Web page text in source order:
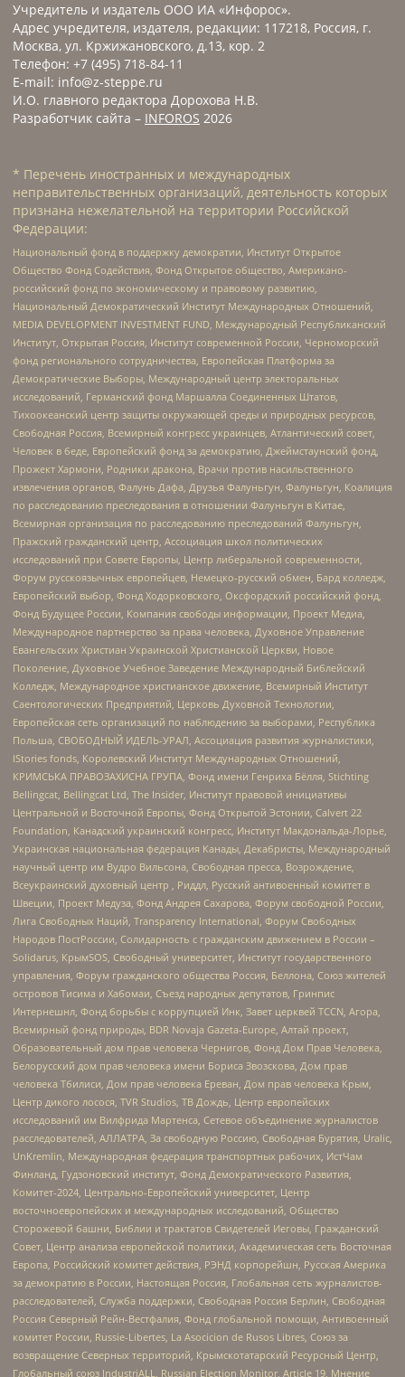
Учредитель и издатель ООО ИА «Инфорос».
Адрес учредителя, издателя, редакции: 117218, Россия, г.
Москва, ул. Кржижановского, д.13, кор. 2
Телефон: +7 (495) 718-84-11
E-mail: info@z-steppe.ru
И.О. главного редактора Дорохова Н.В.
Разработчик сайта – INFOROS 2026
* Перечень иностранных и международных
неправительственных организаций, деятельность которых
признана нежелательной на территории Российской
Федерации:
Национальный фонд в поддержку демократии, Институт Открытое
Общество Фонд Содействия, Фонд Открытое общество, Американо-
российский фонд по экономическому и правовому развитию,
Национальный Демократический Институт Международных Отношений,
MEDIA DEVELOPMENT INVESTMENT FUND, Международный Республиканский
Институт, Открытая Россия, Институт современной России, Черноморский
фонд регионального сотрудничества, Европейская Платформа за
Демократические Выборы, Международный центр электоральных
исследований, Германский фонд Маршалла Соединенных Штатов,
Тихоокеанский центр защиты окружающей среды и природных ресурсов,
Свободная Россия, Всемирный конгресс украинцев, Атлантический совет,
Человек в беде, Европейский фонд за демократию, Джеймстаунский фонд,
Прожект Хармони, Родники дракона, Врачи против насильственного
извлечения органов, Фалунь Дафа, Друзья Фалуньгун, Фалуньгун, Коалиция
по расследованию преследования в отношении Фалуньгун в Китае,
Всемирная организация по расследованию преследований Фалуньгун,
Пражский гражданский центр, Ассоциация школ политических
исследований при Совете Европы, Центр либеральной современности,
Форум русскоязычных европейцев, Немецко-русский обмен, Бард колледж,
Европейский выбор, Фонд Ходорковского, Оксфордский российский фонд,
Фонд Будущее России, Компания свободы информации, Проект Медиа,
Международное партнерство за права человека, Духовное Управление
Евангельских Христиан Украинской Христианской Церкви, Новое
Поколение, Духовное Учебное Заведение Международный Библейский
Колледж, Международное христианское движение, Всемирный Институт
Саентологических Предприятий, Церковь Духовной Технологии,
Европейская сеть организаций по наблюдению за выборами, Республика
Польша, СВОБОДНЫЙ ИДЕЛЬ-УРАЛ, Ассоциация развития журналистики,
IStories fonds, Королевский Институт Международных Отношений,
КРИМСЬКА ПРАВОЗАХИСНА ГРУПА, Фонд имени Генриха Бёлля, Stichting
Bellingcat, Bellingcat Ltd, The Insider, Институт правовой инициативы
Центральной и Восточной Европы, Фонд Открытой Эстонии, Calvert 22
Foundation, Канадский украинский конгресс, Институт Макдональда-Лорье,
Украинская национальная федерация Канады, Декабристы, Международный
научный центр им Вудро Вильсона, Свободная пресса, Возрождение,
Всеукраинский духовный центр , Риддл, Русский антивоенный комитет в
Швеции, Проект Медуза, Фонд Андрея Сахарова, Форум свободной России,
Лига Свободных Наций, Transparеncy International, Форум Свободных
Народов ПостРоссии, Солидарность с гражданским движением в России –
Solidarus, КрымSOS, Свободный университет, Институт государственного
управления, Форум гражданского общества Россия, Беллона, Союз жителей
островов Тисима и Хабомаи, Съезд народных депутатов, Гринпис
Интернешнл, Фонд борьбы с коррупцией Инк, Завет церквей TCCN, Агора,
Всемирный фонд природы, BDR Novaja Gazeta-Europe, Алтай проект,
Образовательный дом прав человека Чернигов, Фонд Дом Прав Человека,
Белорусский дом прав человека имени Бориса Звозскова, Дом прав
человека Тбилиси, Дом прав человека Ереван, Дом прав человека Крым,
Центр дикого лосося, TVR Studios, ТВ Дождь, Центр европейских
исследований им Вилфрида Мартенса, Сетевое объединение журналистов
расследователей, АЛЛАТРА, За свободную Россию, Свободная Бурятия, Uralic,
UnKremlin, Международная федерация транспортных рабочих, ИстЧам
Финланд, Гудзоновский институт, Фонд Демократического Развития,
Комитет-2024, Центрально-Европейский университет, Центр
восточноевропейских и международных исследований, Общество
Сторожевой башни, Библии и трактатов Свидетелей Иеговы, Гражданский
Совет, Центр анализа европейской политики, Академическая сеть Восточная
Европа, Российский комитет действия, РЭНД корпорейшн, Русская Америка
за демократию в России, Настоящая Россия, Глобальная сеть журналистов-
расследователей, Служба поддержки, Свободная Россия Берлин, Свободная
Россия Северный Рейн-Вестфалия, Фонд глобальной помощи, Антивоенный
комитет России, Russie-Libertes, La Asocicion de Rusos Libres, Союз за
возвращение Северных территорий, Крымскотатарский Ресурсный Центр,
Глобальный союз IndustriALL, Russian Election Monitor, Article 19, Мнение